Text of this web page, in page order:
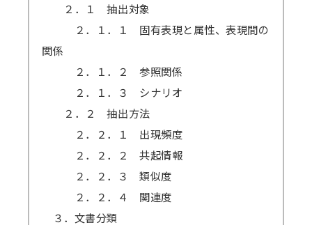
２．１ 抽出対象
２．１．１ 固有表現と属性、表現間の
関係
２．１．２ 参照関係
２．１．３ シナリオ
２．２ 抽出方法
２．２．１ 出現頻度
２．２．２ 共起情報
２．２．３ 類似度
２．２．４ 関連度
３．文書分類